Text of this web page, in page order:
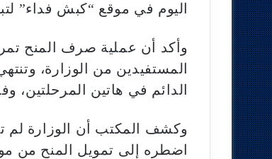
اليوم في موقع “كبش فداء”
وأكد أن عملية صرف المنح
المستفيدين من الوزارة،
الدائم في هاتين المرحلتين،
وكشف المكتب أن الوزارة لم
اضطره إلى تمويل المنح من